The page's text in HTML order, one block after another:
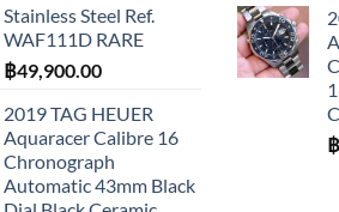
Stainless Steel Ref.
WAF111D RARE
฿49,900.00
2019 TAG HEUER
Aquaracer Calibre 16
Chronograph
Automatic 43mm Black
฿